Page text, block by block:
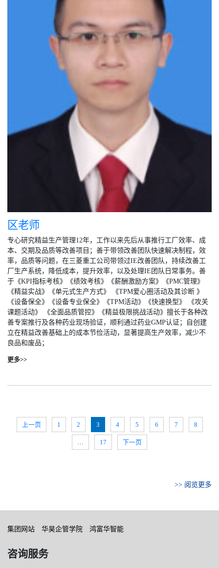
区老师
专心研究精益生产管理12年，工作以来先后从事推行工厂效率、成
本、交期及品质等改善项目；善于带领改善团队快速解决制程，效
率，品质等问题，在三菱重工公司带领过IE改善团队，持续改善工
厂生产系统，降低成本，提升效率，以及处理IE团队日常事务。善
于《KPI指标考核》《绩效考核》《薪酬激励方案》《PMC管理》
《精益实战》《单元式生产方式》 《TPM爱心圈活动及其诊断 》
《设备保全》《设备专业保全》《TPM活动》《快速换型》 《攻关
课题活动》 《全面品质管控》《精益极限挑战活动》擅长于各种改
善专案推行及各种药业现场验证，顺利通过药业GMP认证；自创建
立在精益改善基础上的成本节俭活动，显著提高生产效率，减少不
良品和废品；
更多>>
上一页 1 2 3 4 5 6 7 8
… 17 下一页
>> 阅览更多
集团网站 华昊企管学院 鸿富华智能
咨询服务